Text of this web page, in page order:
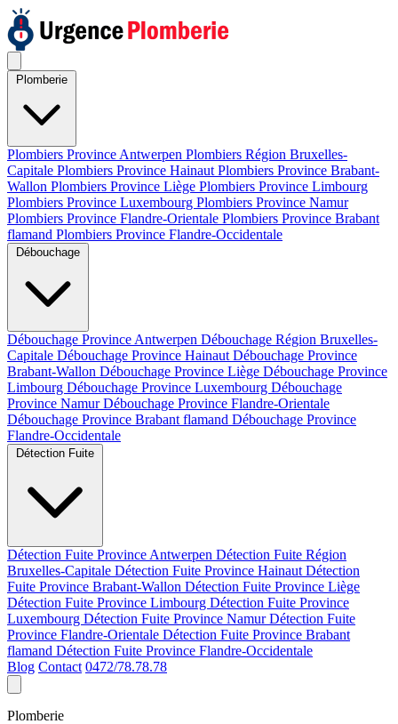
Plombiers Province Antwerpen Plombiers Région Bruxelles-
Capitale Plombiers Province Hainaut Plombiers Province Brabant-
Wallon Plombiers Province Liège Plombiers Province Limbourg
Plombiers Province Luxembourg Plombiers Province Namur
Plombiers Province Flandre-Orientale Plombiers Province Brabant
flamand Plombiers Province Flandre-Occidentale
Débouchage Province Antwerpen Débouchage Région Bruxelles-
Capitale Débouchage Province Hainaut Débouchage Province
Brabant-Wallon Débouchage Province Liège Débouchage Province
Limbourg Débouchage Province Luxembourg Débouchage
Province NamurDébouchage Province Flandre-Orientale
Débouchage Province Brabant flamand Débouchage Province
Flandre-Occidentale
Détection Fuite Province Antwerpen Détection Fuite Région
Bruxelles-Capitale Détection Fuite Province Hainaut Détection
Fuite Province Brabant-Wallon Détection Fuite Province Liège
Détection Fuite Province Limbourg Détection Fuite Province
Luxembourg Détection Fuite Province NamurDétection Fuite
Province Flandre-Orientale Détection Fuite Province Brabant
flamand Détection Fuite Province Flandre-Occidentale
Blog Contact 0472/78.78.78
Plomberie